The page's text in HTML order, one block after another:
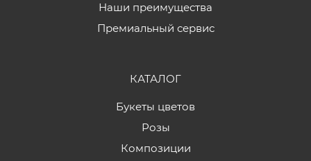
Наши преимущества
Премиальный сервис
КАТАЛОГ
Букеты цветов
Розы
Композиции